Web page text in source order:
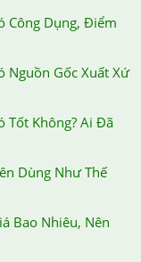
Công Dụng, Điểm
Nguồn Gốc Xuất Xứ
Tốt Không? Ai Đã
Dùng Như Thế
Bao Nhiêu, Nên